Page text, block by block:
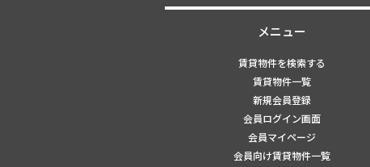
メニュー
賃貸物件を検索する
賃貸物件一覧
新規会員登録
会員ログイン画面
会員マイページ
会員向け賃貸物件一覧